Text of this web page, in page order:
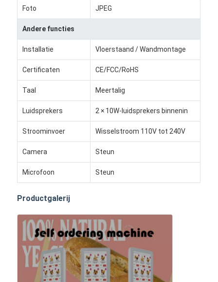
Barlcd Vertoning
Draagbare digitale bewegwijzering
Doorzichtig LCD-scherm
Verhuur LED-display
touch screenlijst
Led Film scherm
e-ink display
Bar LED-display
Foto JPEG
Andere functies
Installatie Vloerstaand / Wandmontage
Certificaten CE/FCC/RoHS
Taal Meertalig
Luidsprekers 2 × 10W-luidsprekers binnenin
Stroominvoer Wisselstroom 110V tot 240V
Camera Steun
Microfoon Steun
Productgalerij